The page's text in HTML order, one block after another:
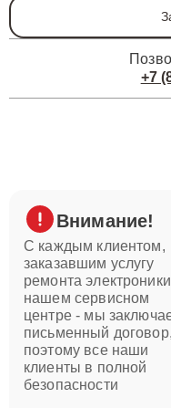
+7
Внимание!
С каждым клиентом,
заказавшим услугу
ремонта
нашем сервисном
центре - мы
письменный договор,
поэтому все наши
клиенты в полной
безопасности